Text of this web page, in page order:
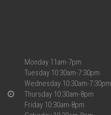
Monday 11am-7pm
Tuesday 10:30am-7:30pm
Wednesday 10:30am-7:30pm
Thursday 10:30am-8pm
Friday 10:30am-8pm